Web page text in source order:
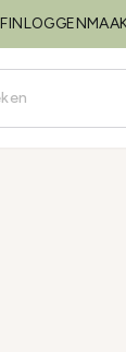
INLOGGEN